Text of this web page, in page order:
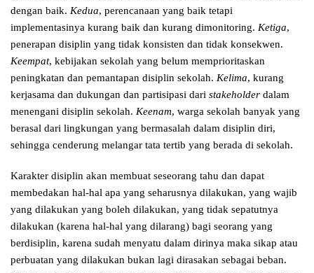
dengan baik. Kedua, perencanaan yang baik tetapi
implementasinya kurang baik dan kurang dimonitoring. Ketiga,
penerapan disiplin yang tidak konsisten dan tidak konsekwen.
Keempat, kebijakan sekolah yang belum memprioritaskan
peningkatan dan pemantapan disiplin sekolah. Kelima, kurang
kerjasama dan dukungan dan partisipasi dari stakeholder dalam
menengani disiplin sekolah. Keenam, warga sekolah banyak yang
berasal dari lingkungan yang bermasalah dalam disiplin diri,
sehingga cenderung melangar tata tertib yang berada di sekolah.
Karakter disiplin akan membuat seseorang tahu dan dapat
membedakan hal-hal apa yang seharusnya dilakukan, yang wajib
yang dilakukan yang boleh dilakukan, yang tidak sepatutnya
dilakukan (karena hal-hal yang dilarang) bagi seorang yang
berdisiplin, karena sudah menyatu dalam dirinya maka sikap atau
perbuatan yang dilakukan bukan lagi dirasakan sebagai beban.